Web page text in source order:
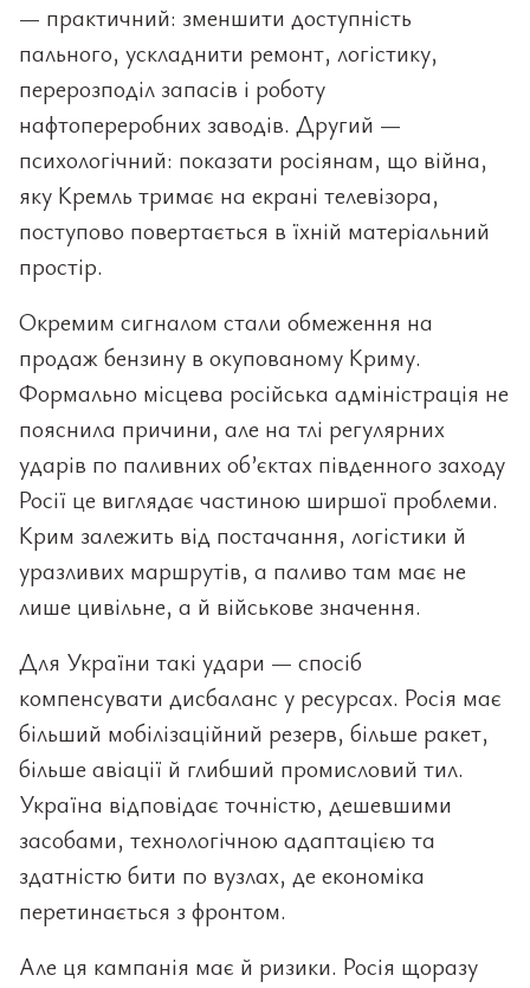
— практичний: зменшити доступність
пального, ускладнити ремонт, логістику,
перерозподіл запасів і роботу
нафтопереробних заводів. Другий —
психологічний: показати росіянам, що війна,
яку Кремль тримає на екрані телевізора,
поступово повертається в їхній матеріальний
простір.
Окремим сигналом стали обмеження на
продаж бензину в окупованому Криму.
Формально місцева російська адміністрація не
пояснила причини, але на тлі регулярних
ударів по паливних об’єктах південного заходу
Росії це виглядає частиною ширшої проблеми.
Крим залежить від постачання, логістики й
уразливих маршрутів, а паливо там має не
лише цивільне, а й військове значення.
Для України такі удари — спосіб
компенсувати дисбаланс у ресурсах. Росія має
більший мобілізаційний резерв, більше ракет,
більше авіації й глибший промисловий тил.
Україна відповідає точністю, дешевшими
засобами, технологічною адаптацією та
здатністю бити по вузлах, де економіка
перетинається з фронтом.
Але ця кампанія має й ризики. Росія щоразу